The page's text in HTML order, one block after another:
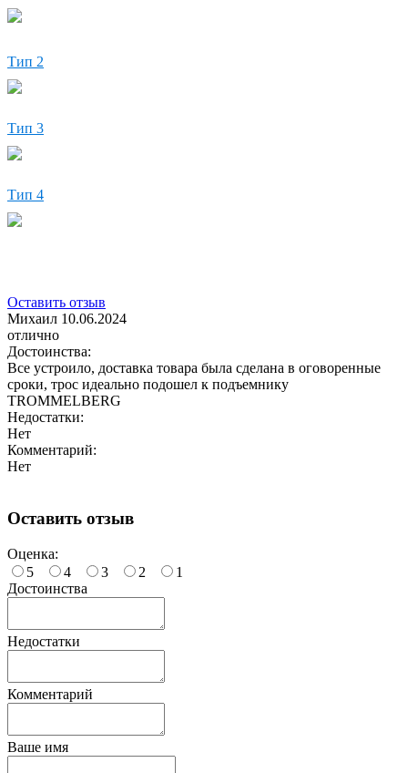
Тип 2
Тип 3
Тип 4
Оставить отзыв
Михаил 10.06.2024
отлично
Достоинства:
Все устроило, доставка товара была сделана в оговоренные
сроки, трос идеально подошел к подъемнику
TROMMELBERG
Недостатки:
Нет
Комментарий:
Нет
Оставить отзыв
Оценка:
5
4 3 2
1
Достоинства
Недостатки
Комментарий
Ваше имя